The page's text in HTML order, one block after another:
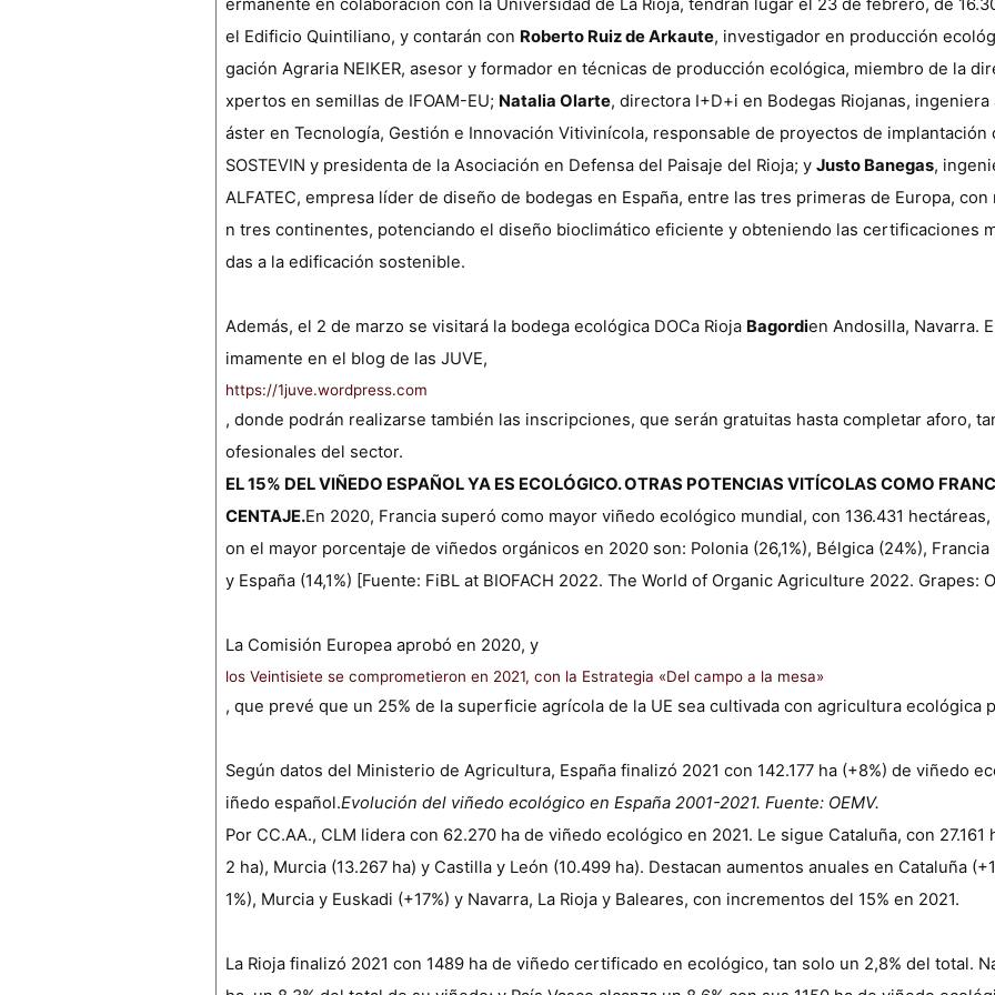
ermanente en colaboración con la Universidad de La Rioja, tendrán lugar el 23 de febrero, de
el Edificio Quintiliano, y contarán con Roberto Ruiz de Arkaute, investigador en producción
gación Agraria NEIKER, asesor y formador en técnicas de producción ecológica, miembro de la
xpertos en semillas de IFOAM-EU; Natalia Olarte, directora I+D+i en Bodegas Riojanas,
áster en Tecnología, Gestión e Innovación Vitivinícola, responsable de proyectos de
SOSTEVIN y presidenta de la Asociación en Defensa del Paisaje del Rioja; y Justo Banegas,
ALFATEC, empresa líder de diseño de bodegas en España, entre las tres primeras de Europa,
n tres continentes, potenciando el diseño bioclimático eficiente y obteniendo las certificaciones
das a la edificación sostenible.
Además, el 2 de marzo se visitará la bodega ecológica DOCa Rioja Bagordien Andosilla, Navarra.
imamente en el blog de las JUVE,
https://1juve.wordpress.com
, donde podrán realizarse también las inscripciones, que serán gratuitas hasta completar aforo,
ofesionales del sector.
EL 15% DEL VIÑEDO ESPAÑOL YA ES ECOLÓGICO. OTRAS POTENCIAS VITÍCOLAS COMO
CENTAJE.En 2020, Francia superó como mayor viñedo ecológico mundial, con 136.431 hectáreas,
on el mayor porcentaje de viñedos orgánicos en 2020 son: Polonia (26,1%), Bélgica (24%), Francia
y España (14,1%) [Fuente: FiBL at BIOFACH 2022. The World of Organic Agriculture 2022. Grapes:
La Comisión Europea aprobó en 2020, y
los Veintisiete se comprometieron en 2021, con la Estrategia «Del campo a la mesa»
, que prevé que un 25% de la superficie agrícola de la UE sea cultivada con agricultura ecológica
Según datos del Ministerio de Agricultura, España finalizó 2021 con 142.177 ha (+8%) de viñedo
iñedo español.Evolución del viñedo ecológico en España 2001-2021. Fuente: OEMV.
Por CC.AA., CLM lidera con 62.270 ha de viñedo ecológico en 2021. Le sigue Cataluña, con 27.161
2 ha), Murcia (13.267 ha) y Castilla y León (10.499 ha). Destacan aumentos anuales en Cataluña
1%), Murcia y Euskadi (+17%) y Navarra, La Rioja y Baleares, con incrementos del 15% en 2021.
La Rioja finalizó 2021 con 1489 ha de viñedo certificado en ecológico, tan solo un 2,8% del total.